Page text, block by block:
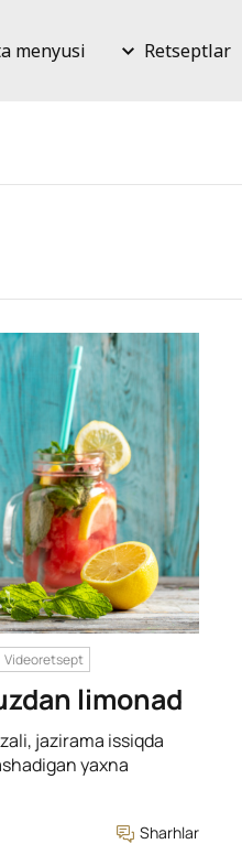
menyusi Retseptlar
Videoretsept
limonad
jazirama issiqda
yaxna
Sharhlar